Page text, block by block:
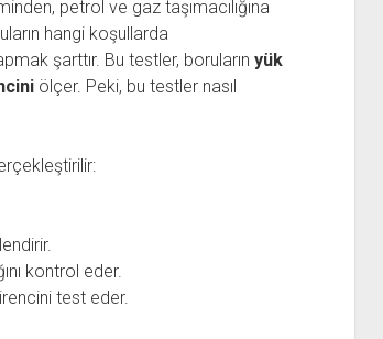
petrol ve gaz taşımacılığına
hangi koşullarda
şarttır. Bu testler, boruların yük
ölçer. Peki, bu testler nasıl
kontrol eder.
test eder.